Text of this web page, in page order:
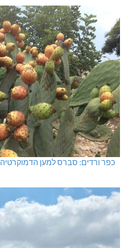
כפר ורדים: סברס למען הדמוקרטיה